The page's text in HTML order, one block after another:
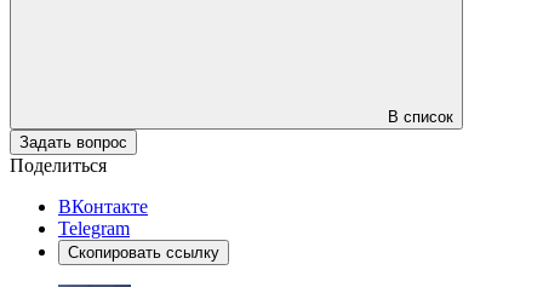
В список
Задать вопрос
Поделиться
ВКонтакте
Telegram
Скопировать ссылку